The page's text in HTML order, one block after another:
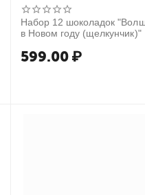
Набор 12 шоколадок
в Новом году (щелкунчик)"
599.00 ₽